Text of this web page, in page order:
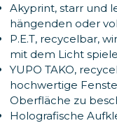
Akyprint, starr und
hängenden oder
P.E.T, recycelbar,
mit dem Licht
YUPO TAKO,
hochwertige
Oberfläche zu
Holografische